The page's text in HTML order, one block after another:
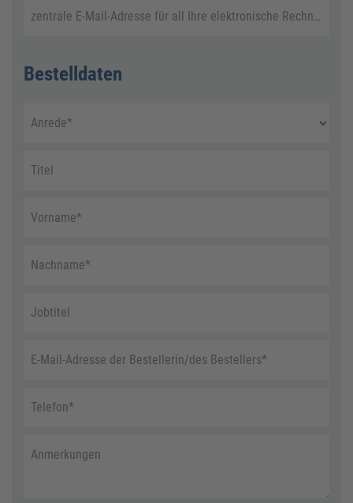
zentrale E-Mail-Adresse für all Ihre elektronische Rechnungen
Bestelldaten
Anrede*
Titel
Vorname*
Nachname*
Jobtitel
E-Mail-Adresse der Bestellerin/des Bestellers*
Telefon*
Anmerkungen